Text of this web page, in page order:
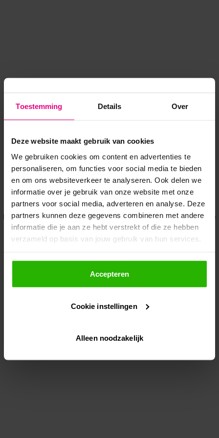
Toestemming Details Over
Deze website maakt gebruik van cookies
We gebruiken cookies om content en advertenties te
personaliseren, om functies voor social media te bieden
en om ons websiteverkeer te analyseren. Ook delen we
informatie over je gebruik van onze website met onze
partners voor social media, adverteren en analyse. Deze
partners kunnen deze gegevens combineren met andere
informatie die je aan ze hebt verstrekt of die ze hebben
verzameld op basis van jouw gebruik van hun services.
Als je op "Accepteer" klikt, dan geef je Voordeeluitjes.nl
toestemming om cookies voor social media en
gepersonaliseerde advertenties te plaatsen.
Lees hier meer over in onsprivacybeleid
Via "Cookie instellingen" kun je ook zelf instellen welke
Accepteren
Cookie instellingen
Alleen noodzakelijk
Application error: a client-side exception has occurred while
loadingwww.voordeeluitjes.nl (see the browser console for more
information).